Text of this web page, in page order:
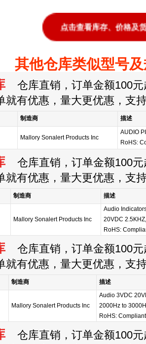
点击查看库存、价格及
其他仓库类似型号
仓库直销，订单金额100元
就有优惠，量大更优惠，支
制造商
描述
Mallory Sonalert Products Inc
AUDIO
RoHS:
仓库直销，订单金额100元
就有优惠，量大更优惠，支
制造商 描述
Mallory Sonalert Products Inc
Audio
20VDC
RoHS:
仓库直销，订单金额100元
就有优惠，量大更优惠，支
制造商 描述
Mallory Sonalert Products Inc
Audio 3VDC
2000Hz to
RoHS: Compliant
仓库直销，订单金额100元